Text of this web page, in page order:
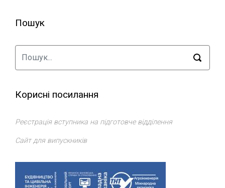
Пошук
Корисні посилання
Реєстрація вступника на підготовче відділення
Сайт для випускників